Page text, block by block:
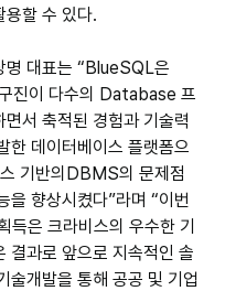
용할 수 있다.
명 대표는 “BlueSQL은
진이 다수의 Database 프
서 축적된 경험과 기술력
한 데이터베이스 플랫폼으
기반의DBMS의 문제점
을 향상시켰다”라며 “이번
득은 크라비스의 우수한 기
결과로 앞으로 지속적인 솔
술개발을 통해 공공 및 기업